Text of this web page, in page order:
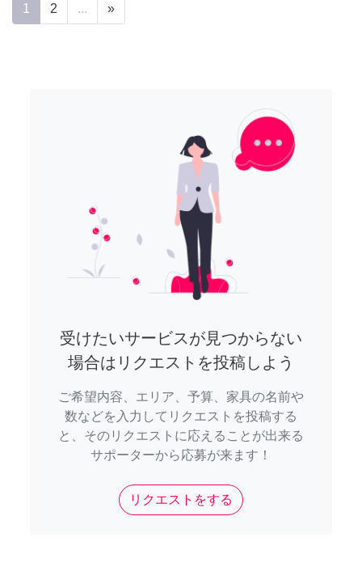
1 2 ... »
受けたいサービスが見つからない
場合はリクエストを投稿しよう
ご希望内容、エリア、予算、家具の名前や
数などを入力してリクエストを投稿する
と、そのリクエストに応えることが出来る
サポーターから応募が来ます！
リクエストをする